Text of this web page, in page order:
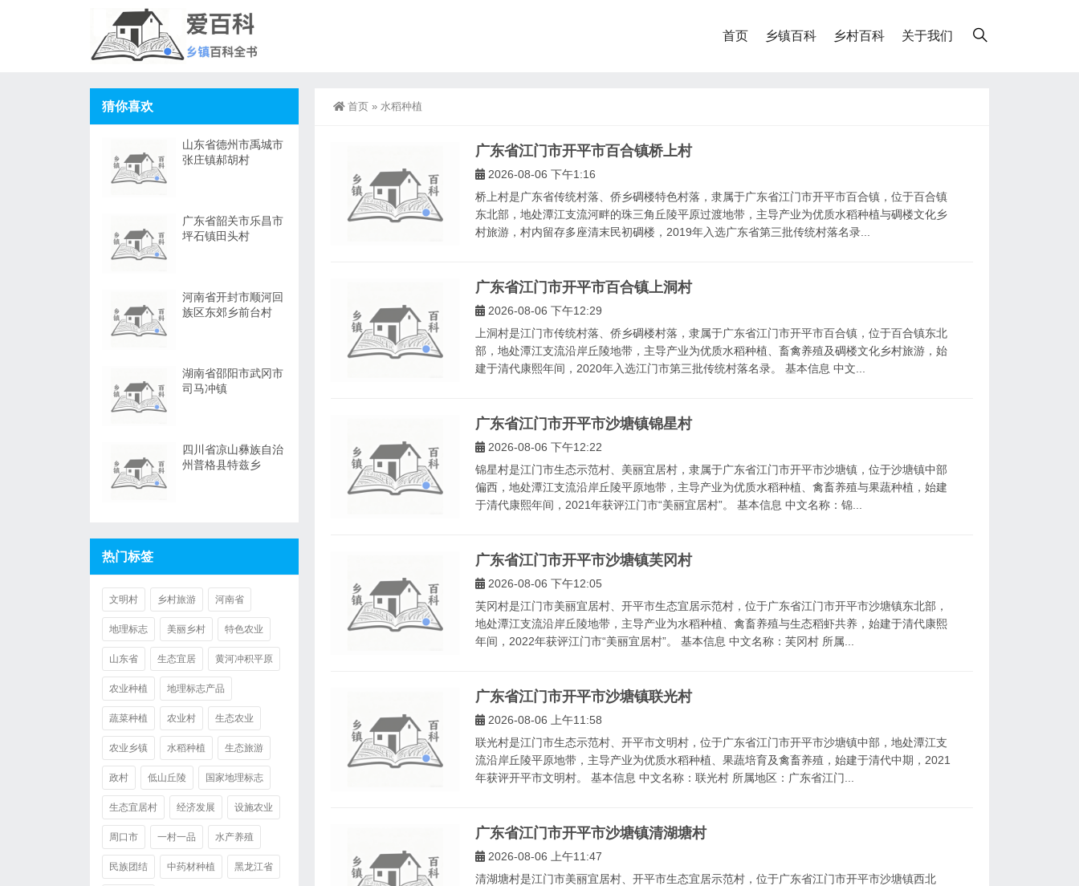
首页 乡镇百科 乡村百科 关于我们
首页 » 水稻种植
广东省江门市开平市百合镇桥上村
2026-08-06 下午1:16
桥上村是广东省传统村落、侨乡碉楼特色村落，隶属于广东省江门市开平市百合镇，位于百合镇
东北部，地处潭江支流河畔的珠三角丘陵平原过渡地带，主导产业为优质水稻种植与碉楼文化乡
村旅游，村内留存多座清末民初碉楼，2019年入选广东省第三批传统村落名录...
广东省江门市开平市百合镇上洞村
2026-08-06 下午12:29
上洞村是江门市传统村落、侨乡碉楼村落，隶属于广东省江门市开平市百合镇，位于百合镇东北
部，地处潭江支流沿岸丘陵地带，主导产业为优质水稻种植、畜禽养殖及碉楼文化乡村旅游，始
建于清代康熙年间，2020年入选江门市第三批传统村落名录。 基本信息 中文...
广东省江门市开平市沙塘镇锦星村
2026-08-06 下午12:22
锦星村是江门市生态示范村、美丽宜居村，隶属于广东省江门市开平市沙塘镇，位于沙塘镇中部
偏西，地处潭江支流沿岸丘陵平原地带，主导产业为优质水稻种植、禽畜养殖与果蔬种植，始建
于清代康熙年间，2021年获评江门市“美丽宜居村”。 基本信息 中文名称：锦...
广东省江门市开平市沙塘镇芙冈村
2026-08-06 下午12:05
芙冈村是江门市美丽宜居村、开平市生态宜居示范村，位于广东省江门市开平市沙塘镇东北部，
地处潭江支流沿岸丘陵地带，主导产业为水稻种植、禽畜养殖与生态稻虾共养，始建于清代康熙
年间，2022年获评江门市“美丽宜居村”。 基本信息 中文名称：芙冈村 所属...
广东省江门市开平市沙塘镇联光村
2026-08-06 上午11:58
联光村是江门市生态示范村、开平市文明村，位于广东省江门市开平市沙塘镇中部，地处潭江支
流沿岸丘陵平原地带，主导产业为优质水稻种植、果蔬培育及禽畜养殖，始建于清代中期，2021
年获评开平市文明村。 基本信息 中文名称：联光村 所属地区：广东省江门...
广东省江门市开平市沙塘镇清湖塘村
2026-08-06 上午11:47
清湖塘村是江门市美丽宜居村、开平市生态宜居示范村，位于广东省江门市开平市沙塘镇西北
猜你喜欢
山东省德州市禹城市
张庄镇郝胡村
广东省韶关市乐昌市
坪石镇田头村
河南省开封市顺河回
族区东郊乡前台村
湖南省邵阳市武冈市
司马冲镇
四川省凉山彝族自治
州普格县特兹乡
热门标签
文明村 乡村旅游 河南省
地理标志 美丽乡村 特色农业
山东省 生态宜居 黄河冲积平原
农业种植 地理标志产品
蔬菜种植 农业村 生态农业
农业乡镇 水稻种植 生态旅游
政村 低山丘陵 国家地理标志
生态宜居村 经济发展 设施农业
周口市 一村一品 水产养殖
民族团结 中药材种植 黑龙江省